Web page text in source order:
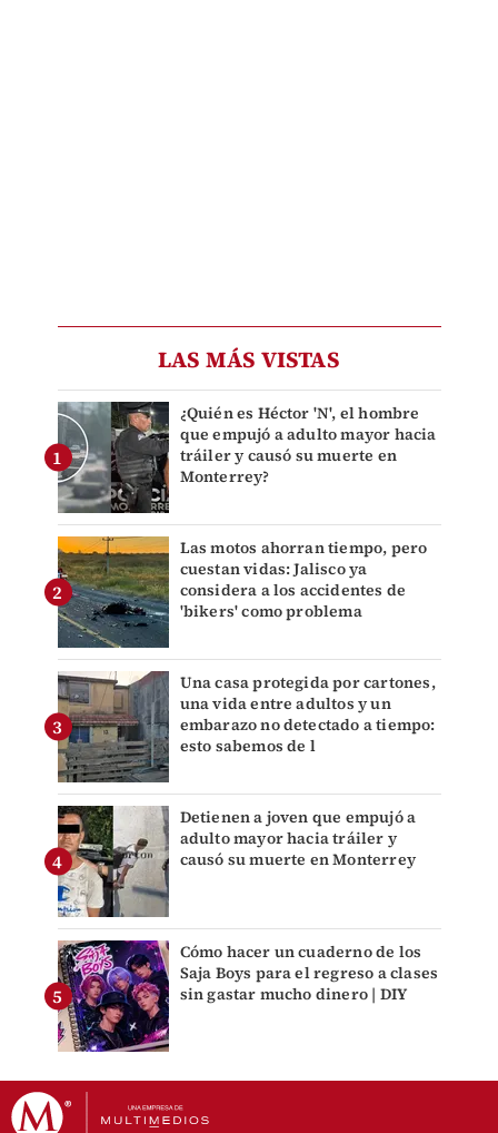
LAS MÁS VISTAS
¿Quién es Héctor 'N', el hombre
que empujó a adulto mayor hacia
tráiler y causó su muerte en
Monterrey?
Las motos ahorran tiempo, pero
cuestan vidas: Jalisco ya
considera a los accidentes de
'bikers' como problema
Una casa protegida por cartones,
una vida entre adultos y un
embarazo no detectado a tiempo:
esto sabemos de l
Detienen a joven que empujó a
adulto mayor hacia tráiler y
causó su muerte en Monterrey
Cómo hacer un cuaderno de los
Saja Boys para el regreso a clases
sin gastar mucho dinero | DIY